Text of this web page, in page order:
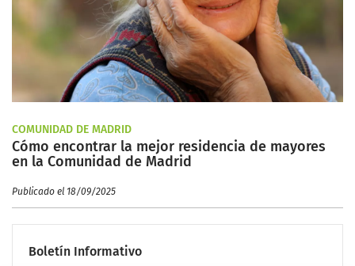
COMUNIDAD DE MADRID
Cómo encontrar la mejor residencia de mayores
en la Comunidad de Madrid
Publicado el 18/09/2025
Boletín Informativo